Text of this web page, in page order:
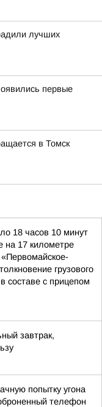
лучших
первые
в Томск
18 часов 10 минут
на 17 километре
грузового
составе с прицепом
завтрак,
попытку угона
телефон